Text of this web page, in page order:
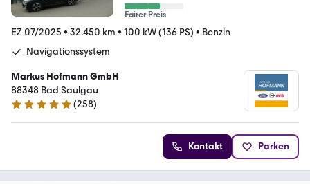
Fairer Preis
EZ 07/2025 • 32.450 km • 100 kW (136 PS) • Benzin
Navigationssystem
Markus Hofmann GmbH
88348 Bad Saulgau
4.8 Sterne
(258)
Kontakt Parken